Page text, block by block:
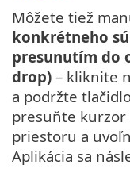
Môžete tiež
konkrétneho
presunutím do
drop) – kliknite
a podržte
presuňte kurzor
priestoru a
Aplikácia sa